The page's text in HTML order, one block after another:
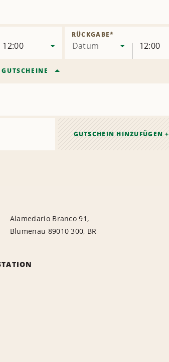
12:00 Datum
RÜCKGABE*
12:00
GUTSCHEINE
GUTSCHEIN HINZUFÜGEN +
Alamedario Branco 91,
Blumenau 89010 300, BR